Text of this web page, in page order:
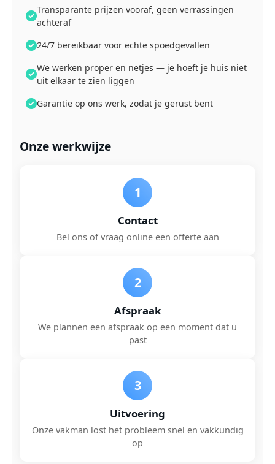
Transparante prijzen vooraf, geen verrassingen
achteraf
24/7 bereikbaar voor echte spoedgevallen
We werken proper en netjes — je hoeft je huis niet
uit elkaar te zien liggen
Garantie op ons werk, zodat je gerust bent
Onze werkwijze
1
Contact
Bel ons of vraag online een offerte aan
2
Afspraak
We plannen een afspraak op een moment dat u
past
3
Uitvoering
Onze vakman lost het probleem snel en vakkundig
op